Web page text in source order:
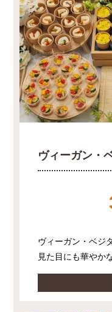
ヴィーガン・
ヴィーガン・ベジ
見た目にも華やか